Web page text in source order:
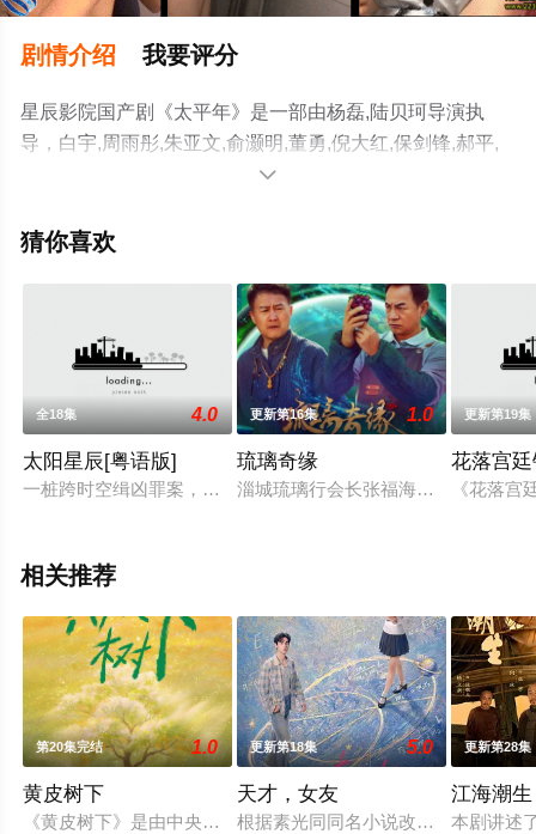
剧情介绍 我要评分
星辰影院国产剧《太平年》是一部由杨磊,陆贝珂导演执
导，白宇,周雨彤,朱亚文,俞灏明,董勇,倪大红,保剑锋,郝平,
蒋恺,尤勇智,张晓晨,刘畅,梅婷,于洋,张帆,吴昊宸,薛佳凝,海
铭,贾宏伟等演员精彩演绎的中国大陆电视剧，手机免费观
信息可移步至豆瓣电视剧、电视猫或剧情网等平台了解。

猜你喜欢
全18集 4.0
太阳星辰[粤语版]
一桩跨时空缉凶罪案，一场人性黑、白、灰的激烈博弈。讲述
更新第16集 1.0
琉璃奇缘
淄城琉璃行会长张福海身怀绝技葡萄
更新第19集
花落宫
《花落
相关推荐
第20集完结 1.0
黄皮树下
《黄皮树下》是由中央广播电视总台农业农村节目中心联合中
更新第18集 5.0
天才，女友
根据素光同同名小说改编。江逾白长
更新第28集
江海潮生
本剧讲述